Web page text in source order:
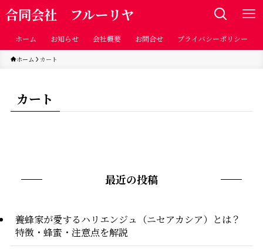
合同会社 フルーリヤ
ホーム お知らせ 会社概要 お問合せ プライバシーポリシー
ホーム カート
カート
最近の投稿
養蜂家が愛するハリエンジュ（ニセアカシア）とは？
特徴・蜂蜜・注意点を解説